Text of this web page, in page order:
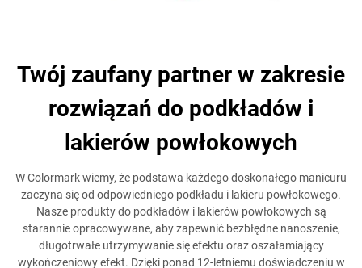
Twój zaufany partner w zakresie
rozwiązań do podkładów i
lakierów powłokowych
W Colormark wiemy, że podstawa każdego doskonałego manicuru
zaczyna się od odpowiedniego podkładu i lakieru powłokowego.
Nasze produkty do podkładów i lakierów powłokowych są
starannie opracowywane, aby zapewnić bezbłędne nanoszenie,
długotrwałe utrzymywanie się efektu oraz oszałamiający
wykończeniowy efekt. Dzięki ponad 12-letniemu doświadczeniu w